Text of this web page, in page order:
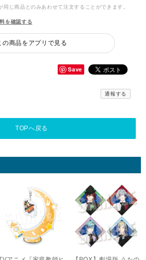
じ商品とのみあわせて注文することができます。
を確認する
の商品をアプリで見る
Save
通報する
TOPへ戻る